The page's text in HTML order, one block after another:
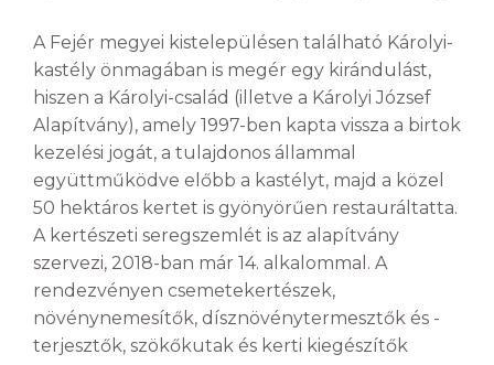
A Fejér megyei kistelepülésen található Károlyi-
kastély önmagában is megér egy kirándulást,
hiszen a Károlyi-család (illetve a Károlyi József
Alapítvány), amely 1997-ben kapta vissza a birtok
kezelési jogát, a tulajdonos állammal
együttműködve előbb a kastélyt, majd a közel
50 hektáros kertet is gyönyörűen restauráltatta.
A kertészeti seregszemlét is az alapítvány
szervezi, 2018-ban már 14. alkalommal. A
rendezvényen csemetekertészek,
növénynemesítők, dísznövénytermesztők és -
terjesztők, szökőkutak és kerti kiegészítők